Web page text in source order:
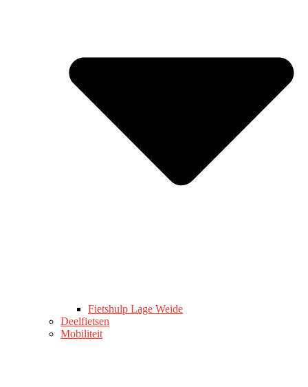
Fietshulp Lage Weide
Deelfietsen
Mobiliteit